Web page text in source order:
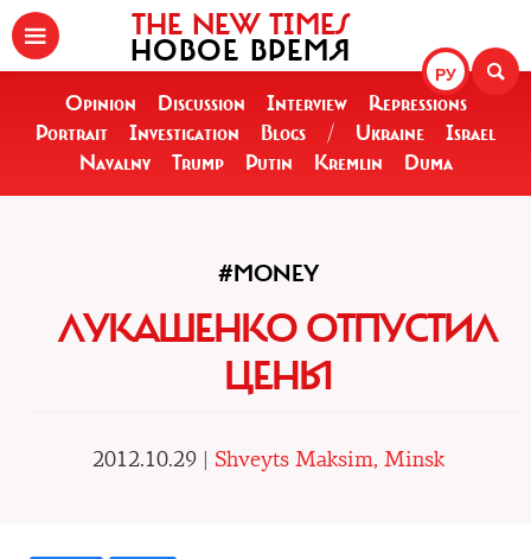
РУ
THE NEW TIMES
НОВОЕ ВРЕМЯ
Opinion Discussion Interview
Repressions
Portrait
Investigation Blogs / Ukraine
Israel
Navalny
Trump Putin Kremlin Duma
#MONEY
ЛУКАШЕНКО ОТПУСТИЛ
ЦЕНЫ
2012.10.29 | Shveyts Maksim, Minsk